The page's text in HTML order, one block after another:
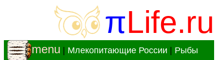
πLife.ru
menu Млекопитающие России
Рыбы